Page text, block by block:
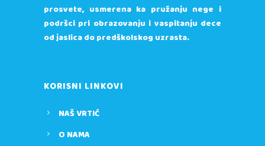
prosvete, usmerena ka pružanju nege i
podršci pri obrazovanju i vaspitanju dece
od jaslica do predškolskog uzrasta.
KORISNI LINKOVI
NAŠ VRTIĆ
O NAMA